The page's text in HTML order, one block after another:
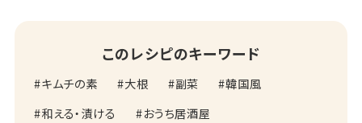
このレシピのキーワード
キムチの素 大根 副菜
韓国風
和える・漬ける
おうち居酒屋